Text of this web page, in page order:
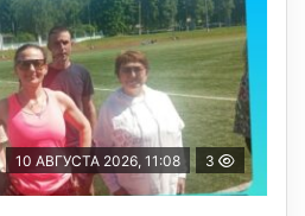
10 АВГУСТА 2026, 11:08 3